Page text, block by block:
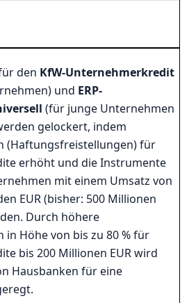
den KfW-Unternehmerkredit
und ERP-
(für junge Unternehmen
gelockert, indem
(Haftungsfreistellungen) für
erhöht und die Instrumente
mit einem Umsatz von
EUR (bisher: 500 Millionen
Durch höhere
in Höhe von bis zu 80 % für
bis 200 Millionen EUR wird
Hausbanken für eine